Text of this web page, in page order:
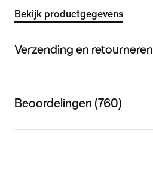
Bekijk productgegevens
Verzending en retourneren
Beoordelingen (760)